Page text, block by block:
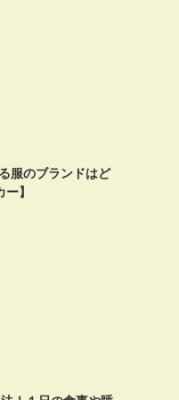
服のブランドはど
】